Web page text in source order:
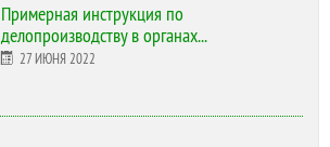
Примерная инструкция по
делопроизводству в органах...
27 ИЮНЯ 2022